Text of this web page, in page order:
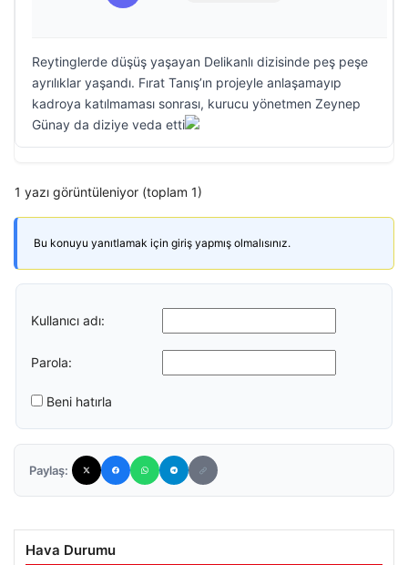
Reytinglerde düşüş yaşayan Delikanlı dizisinde peş peşe
ayrılıklar yaşandı. Fırat Tanış’ın projeyle anlaşamayıp
kadroya katılmaması sonrası, kurucu yönetmen Zeynep
Günay da diziye veda etti
1 yazı görüntüleniyor (toplam 1)
Bu konuyu yanıtlamak için giriş yapmış olmalısınız.
Kullanıcı adı:
Parola:
Beni hatırla
Paylaş:
Hava Durumu